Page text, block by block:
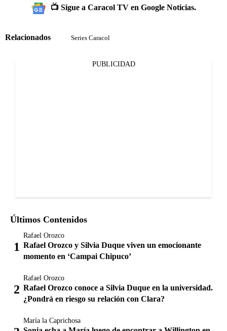
📺 Sigue a Caracol TV en Google Noticias.
Relacionados Series Caracol
PUBLICIDAD
Últimos Contenidos
Rafael Orozco
Rafael Orozco y Silvia Duque viven un emocionante
momento en ‘Campai Chipuco’
Rafael Orozco
Rafael Orozco conoce a Silvia Duque en la universidad.
¿Pondrá en riesgo su relación con Clara?
María la Caprichosa